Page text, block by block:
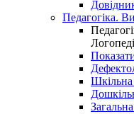
Педагогіка.
Шкільна